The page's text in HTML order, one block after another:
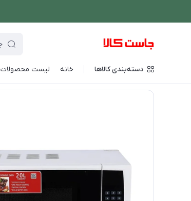
دسته‌بندی کالاها خانه لیست محصولات
فروشگاه اینترنتی جاست کالا پخت و پز مایکروویو